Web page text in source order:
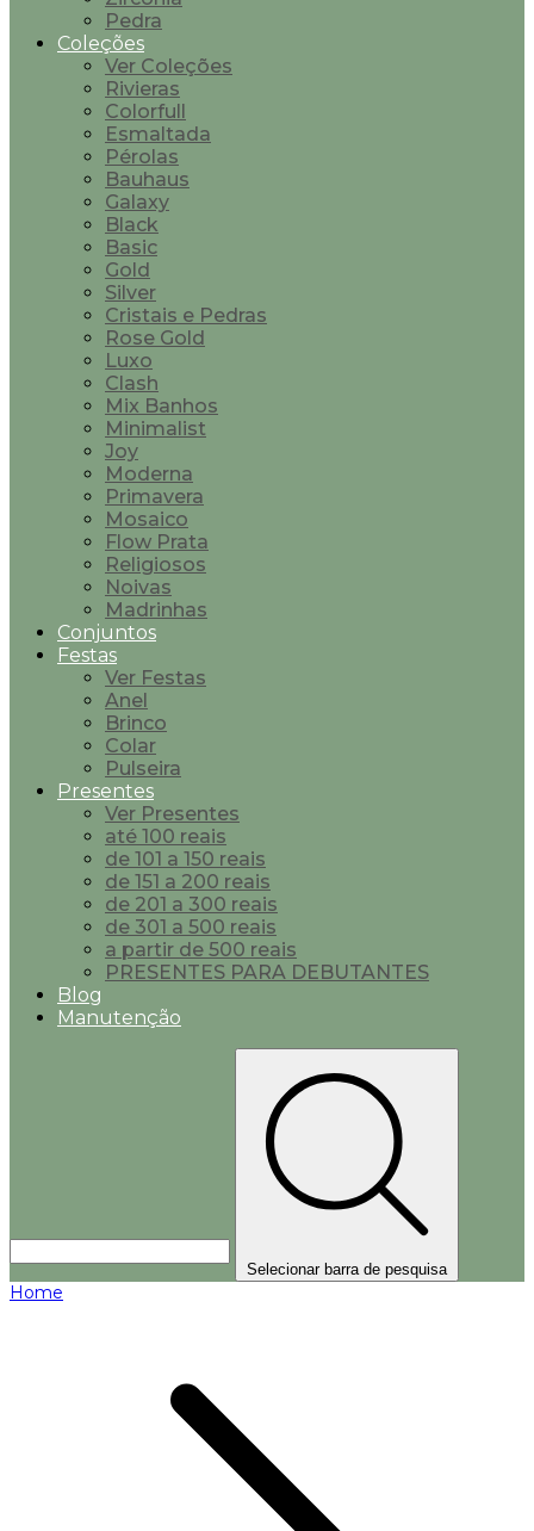
Pedra
Coleções
Ver Coleções
Rivieras
Colorfull
Esmaltada
Pérolas
Bauhaus
Galaxy
Black
Basic
Gold
Silver
Cristais e Pedras
Rose Gold
Luxo
Clash
Mix Banhos
Minimalist
Joy
Moderna
Primavera
Mosaico
Flow Prata
Religiosos
Noivas
Madrinhas
Conjuntos
Festas
Ver Festas
Anel
Brinco
Colar
Pulseira
Presentes
Ver Presentes
até 100 reais
de 101 a 150 reais
de 151 a 200 reais
de 201 a 300 reais
de 301 a 500 reais
a partir de 500 reais
PRESENTES PARA DEBUTANTES
Blog
Manutenção
Selecionar barra de pesquisa
Home